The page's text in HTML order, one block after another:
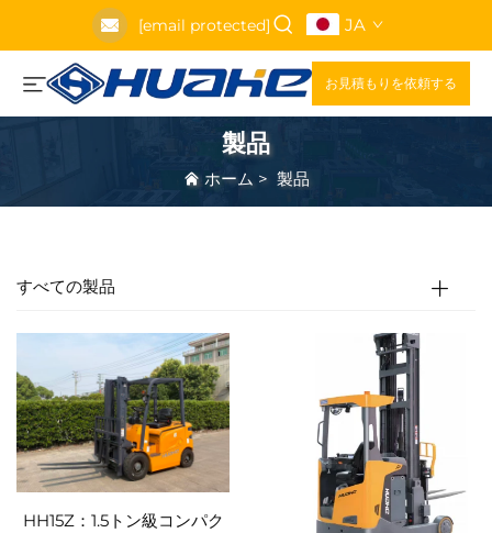
[email protected] JA
お見積もりを依頼する
製品
ホーム > 製品
すべての製品
HH15Z：1.5トン級コンパク